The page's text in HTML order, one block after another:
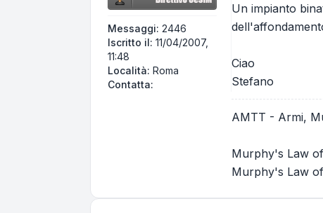
Messaggi: 2446
Iscritto il: 11/04/2007,
11:48
Località: Roma
Contatta:
Un impianto
Ciao
Stefano
AMTT - Armi,
Murphy's Law
Murphy's Law